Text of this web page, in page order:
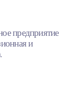
предприятие
и